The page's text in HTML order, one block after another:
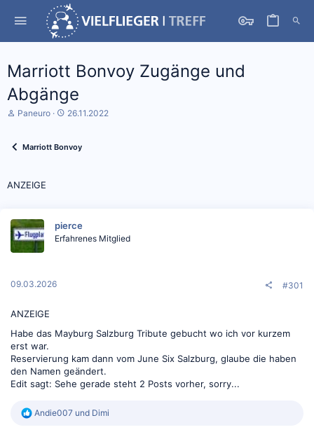
Marriott Bonvoy Zugänge und
Abgänge
S
r
*
Paneuro
D
u
26.11.2022
Marriott Bonvoy
ANZEIGE
pierce
Erfahrenes Mitglied
09.03.2026 #301
ANZEIGE
Habe das Mayburg Salzburg Tribute gebucht wo ich vor kurzem
erst war.
Reservierung kam dann vom June Six Salzburg, glaube die haben
den Namen geändert.
Edit sagt: Sehe gerade steht 2 Posts vorher, sorry...
R
Andie007 und Dimi